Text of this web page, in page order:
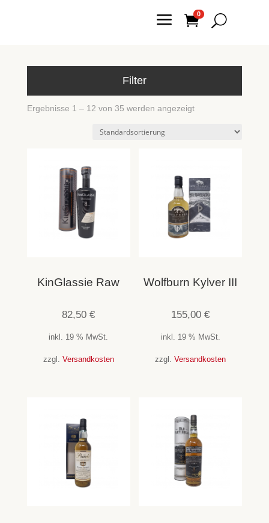
a 0 U
Filter
Ergebnisse 1 – 12 von 35 werden angezeigt
KinGlassie Raw
82,50€
inkl. 19 % MwSt.
zzgl. Versandkosten
Wolfburn Kylver III
155,00€
inkl. 19 % MwSt.
zzgl.Versandkosten